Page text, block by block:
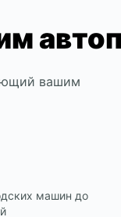
вашим
машин до